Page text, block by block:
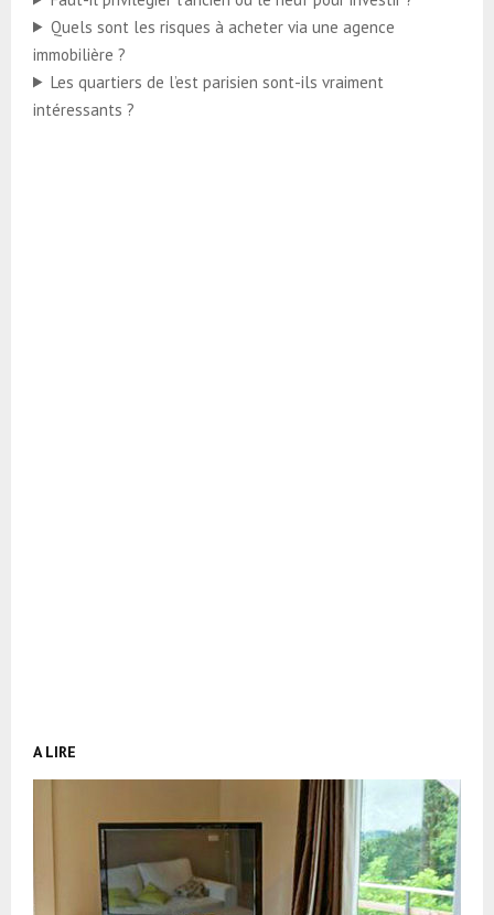
Quels sont les risques à acheter via une agence
immobilière ?
Les quartiers de l’est parisien sont-ils vraiment
intéressants ?
A LIRE